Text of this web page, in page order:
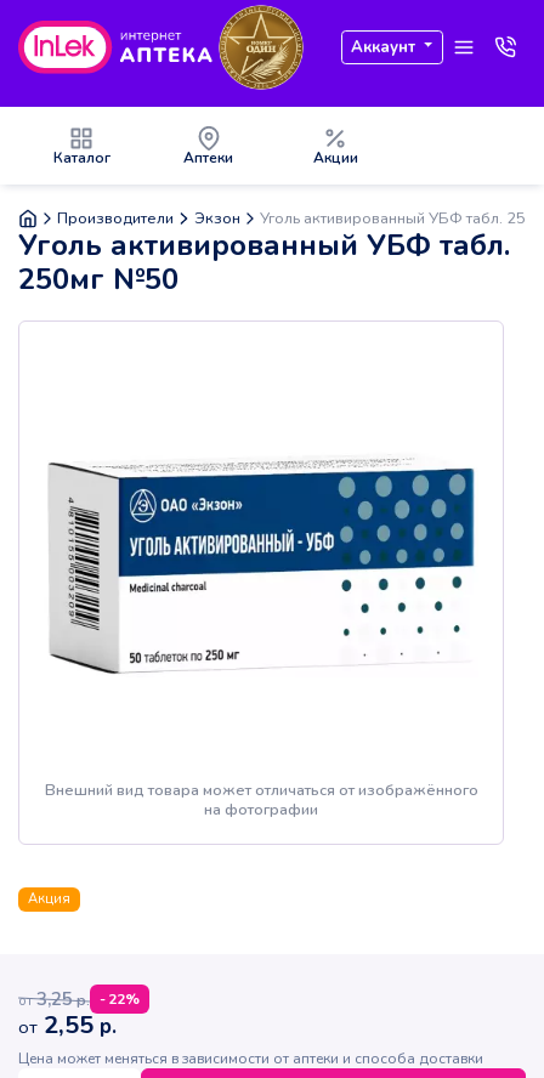
Аккаунт
Каталог Аптеки Акции
Производители Экзон Уголь активированный УБФ табл.
Уголь активированный УБФ табл.
250мг №50
Внешний вид товара может отличаться от изображённого
на фотографии
Акция
от 3,25р. -22%
от 2,55 р.
Цена может меняться в зависимости от аптеки и способа доставки